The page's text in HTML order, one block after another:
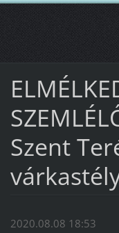
Szent
2020.08.08 18:53